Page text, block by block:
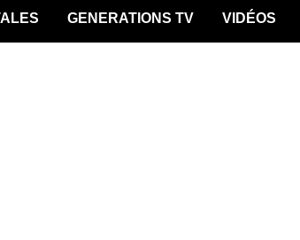
GENERATIONS TV VIDÉOS